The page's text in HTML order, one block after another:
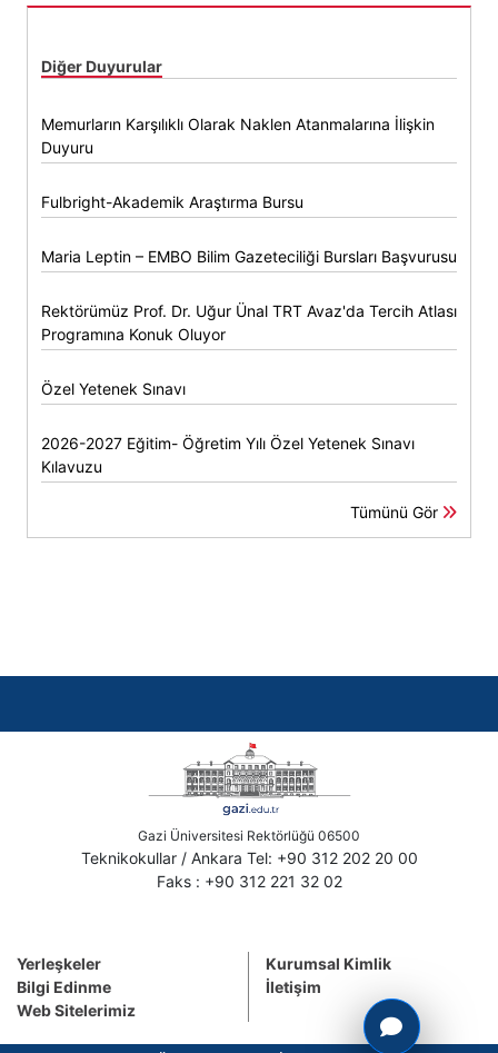
Diğer Duyurular
Memurların Karşılıklı Olarak Naklen Atanmalarına İlişkin
Duyuru
Fulbright-Akademik Araştırma Bursu
Maria Leptin – EMBO Bilim Gazeteciliği Bursları Başvurusu
Rektörümüz Prof. Dr. Uğur Ünal TRT Avaz'da Tercih Atlası
Programına Konuk Oluyor
Özel Yetenek Sınavı
2026-2027 Eğitim- Öğretim Yılı Özel Yetenek Sınavı
Kılavuzu
Tümünü Gör
Gazi Üniversitesi Rektörlüğü 06500
Teknikokullar / Ankara Tel: +90 312 202 20 00
Faks : +90 312 221 32 02
Yerleşkeler
Bilgi Edinme
Web Sitelerimiz
Kurumsal Kimlik
İletişim